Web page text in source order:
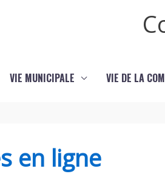
VIE MUNICIPALE VIE DE LA
en ligne